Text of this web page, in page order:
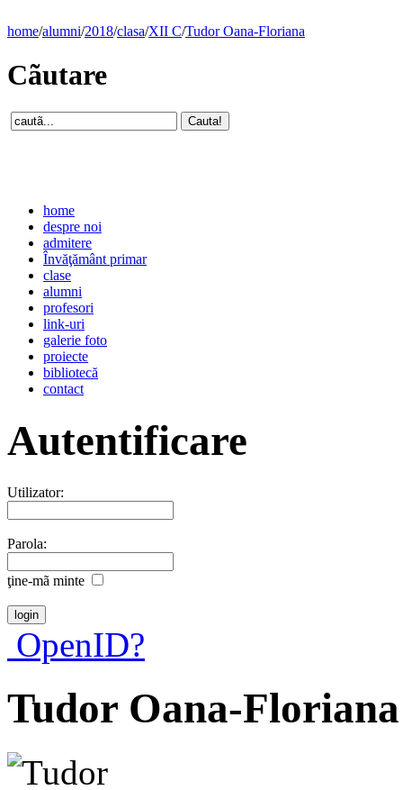
home/alumni/2018/clasa/XII C/Tudor Oana-Floriana
Cãutare
home
despre noi
admitere
Învăţământ primar
clase
alumni
profesori
link-uri
galerie foto
proiecte
bibliotecă
contact
Autentificare
Utilizator:
Parola:
ţine-mã minte
OpenID?
Tudor Oana-Floriana